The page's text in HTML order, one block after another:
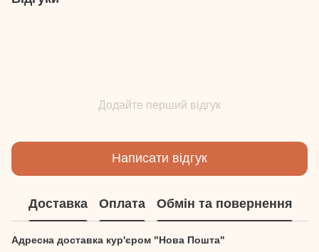
Додайте перший відгук
Написати відгук
Доставка Оплата Обмін та повернення
Адресна доставка кур'єром "Нова Пошта"